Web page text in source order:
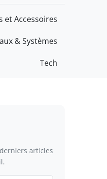
et Accessoires
& Systèmes
Tech
articles